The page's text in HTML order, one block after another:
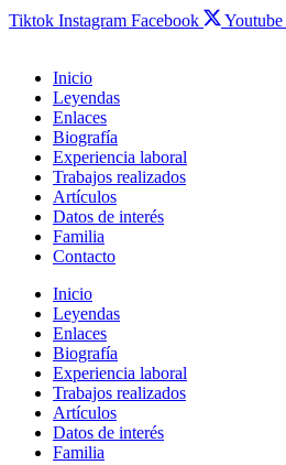
Tiktok Instagram Facebook Youtube
Inicio
Leyendas
Enlaces
Biografía
Experiencia laboral
Trabajos realizados
Artículos
Datos de interés
Familia
Contacto
Inicio
Leyendas
Enlaces
Biografía
Experiencia laboral
Trabajos realizados
Artículos
Datos de interés
Familia